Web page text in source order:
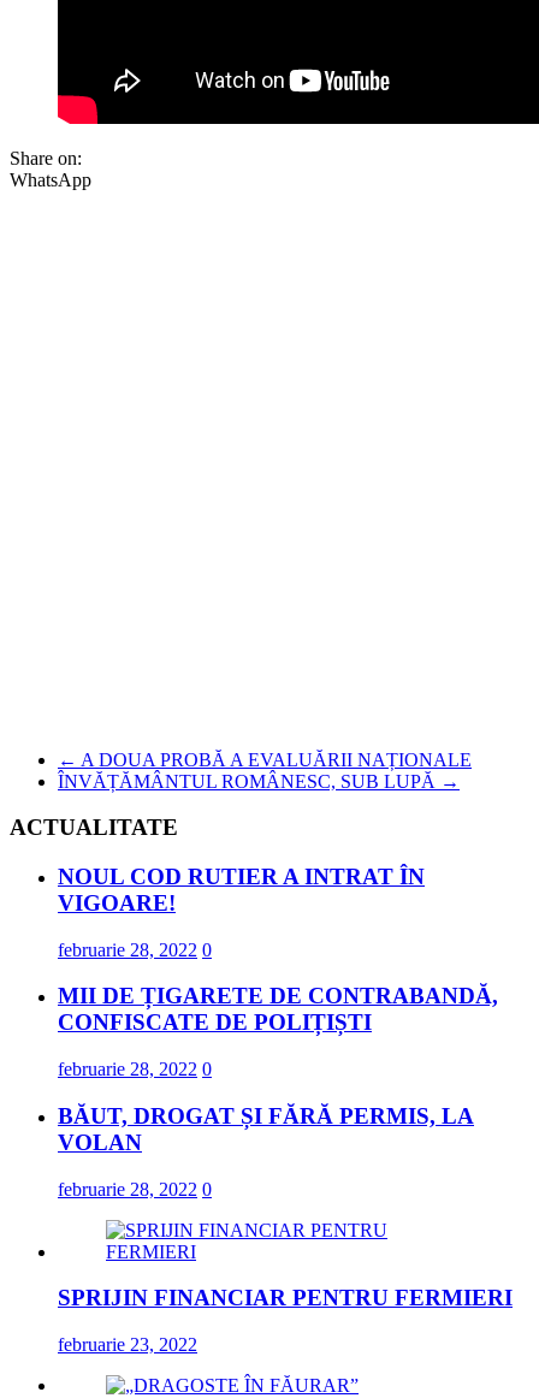
Share on:
WhatsApp
← A DOUA PROBĂ A EVALUĂRII NAȚIONALE
ÎNVĂȚĂMÂNTUL ROMÂNESC, SUB LUPĂ →
ACTUALITATE
NOUL COD RUTIER A INTRAT ÎN
VIGOARE!
februarie 28, 2022 0
MII DE ȚIGARETE DE CONTRABANDĂ,
CONFISCATE DE POLIȚIȘTI
februarie 28, 2022 0
BĂUT, DROGAT ȘI FĂRĂ PERMIS, LA
VOLAN
februarie 28, 2022 0
SPRIJIN FINANCIAR PENTRU FERMIERI
februarie 23, 2022